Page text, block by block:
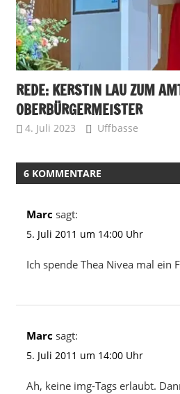
REDE: KERSTIN LAU ZUM
OBERBÜRGERMEISTER
4. Juli 2023 Uffbasse
6 KOMMENTARE
Marc sagt:
5. Juli 2011 um 14:00 Uhr
Ich spende Thea Nivea mal ein
Marc sagt:
5. Juli 2011 um 14:00 Uhr
Ah, keine img-Tags erlaubt.